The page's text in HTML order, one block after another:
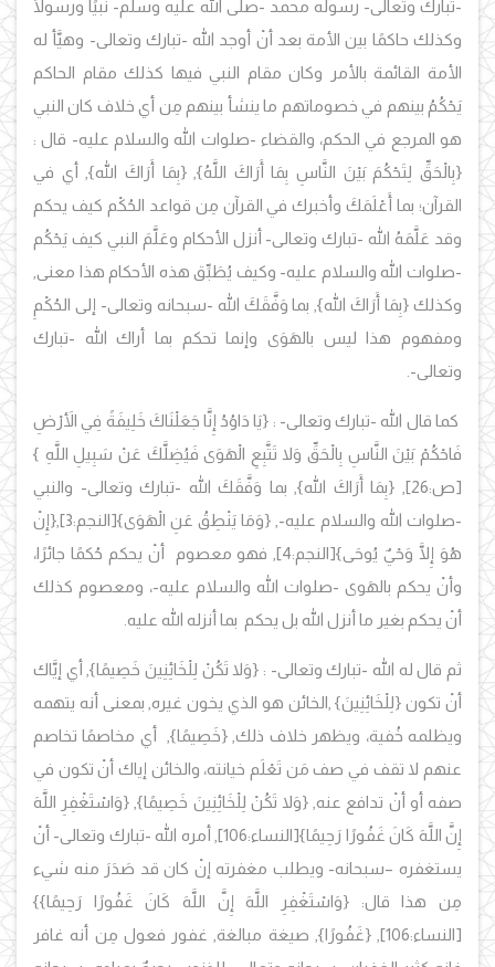
-تبارك وتعالى- رسوله محمد -صلى الله عليه وسلم- نبيًا ورسولًا
وكذلك حاكمًا بين الأمة بعد أنْ أوجد الله -تبارك وتعالى- وهيَّأ له
الأمة القائمة بالأمر وكان مقام النبي فيها كذلك مقام الحاكم
يَحْكُمُ بينهم في خصوماتهم ما ينشأ بينهم مِن أي خلاف كان النبي
هو المرجع في الحكم، والقضاء -صلوات الله والسلام عليه- قال :
{بِالْحَقِّ لِتَحْكُمَ بَيْنَ النَّاسِ بِمَا أَرَاكَ اللَّهُ},
{بِمَا أَرَاكَ الله}, أي في
القرآن؛ بما أَعْلَمَكَ وأخبرك في القرآن مِن قواعد الحُكْم كيف يحكم
وقد عَلَّمَهُ الله -تبارك وتعالى- أنزل الأحكام وعَلَّمَ النبي كيف يَحْكُم
-صلوات الله والسلام عليه- وكيف يُطَبِّق هذه الأحكام هذا معنى,
وكذلك {بِمَا أَرَاكَ الله}, بما وَفَّقَكَ الله -سبحانه وتعالى- إلى الحُكْمِ
ومفهوم هذا ليس بالهَوَى وإنما تحكم بما أراك الله -تبارك
وتعالى-.
كما قال الله -تبارك وتعالى- : {يَا دَاوُدُ إِنَّا جَعَلْنَاكَ خَلِيفَةً فِي الأَرْضِ
فَاحْكُمْ بَيْنَ النَّاسِ بِالْحَقِّ وَلا تَتَّبِعِ الْهَوَى فَيُضِلَّكَ عَنْ سَبِيلِ اللَّهِ }
[ص:26
], {بِمَا أَرَاكَ الله}, بما وَفَّقَكَ الله -تبارك وتعالى- والنبي
-صلوات الله والسلام عليه- {وَمَا يَنْطِقُ عَنِ الْهَوَى}[النجم:3]
{إِنْ
هُوَ إِلَّا وَحْيٌ يُوحَى}[النجم:4]
, فهو معصوم أنْ يحكم حُكمًا جائرًا،
وأنْ يحكم بالهَوى -صلوات الله والسلام عليه-، ومعصوم كذلك
أنْ يحكم بغير ما أنزل الله بل يحكم بما أنزله الله عليه.
ثم قال له الله -تبارك وتعالى- : {وَلا تَكُنْ لِلْخَائِنِينَ خَصِيمًا}, أي إيَّاك
أنْ تكون {لِلْخَائِنِينَ} ,الخائن هو الذي يخون غيره, بمعنى أنه يتهمه
ويظلمه خُفية، ويظهر خلاف ذلك, {خَصِيمًا}
أي مخاصمًا تخاصم
عنهم لا تقف في صف مَن تَعْلَم خيانته، والخائن إياك أنْ تكون في
صفه أو أنْ تدافع عنه, {وَلا تَكُنْ لِلْخَائِنِينَ خَصِيمًا}, {وَاسْتَغْفِرِ اللَّهَ
إِنَّ اللَّهَ كَانَ غَفُورًا رَحِيمًا}[النساء:106],
أمره الله -تبارك وتعالى- أنْ
يستغفره –سبحانه- ويطلب مغفرته إنْ كان قد صَدَرَ منه شيء
مِن هذا قال: {وَاسْتَغْفِرِ اللَّهَ إِنَّ اللَّهَ كَانَ غَفُورًا رَحِيمًا}
}
[النساء:106],
{غَفُورًا}, صيغة مبالغة, غفور فعول مِن أنه غافر